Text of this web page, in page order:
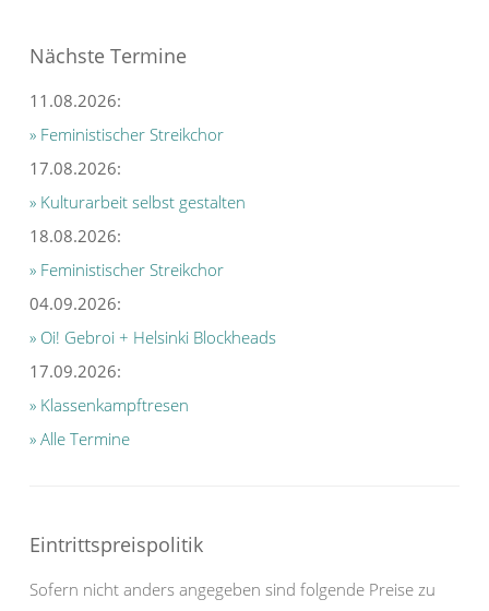
Nächste Termine
11.08.2026:
» Feministischer Streikchor
17.08.2026:
» Kulturarbeit selbst gestalten
18.08.2026:
» Feministischer Streikchor
04.09.2026:
» Oi! Gebroi + Helsinki Blockheads
17.09.2026:
» Klassenkampftresen
» Alle Termine
Eintrittspreispolitik
Sofern nicht anders angegeben sind folgende Preise zu